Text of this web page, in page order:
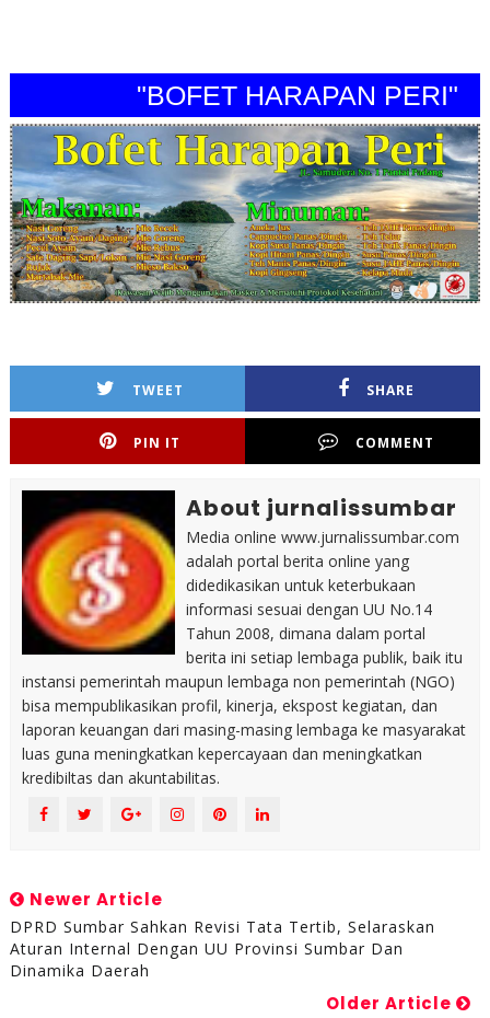
"BOFET HARAPAN PERI"
TWEET SHARE
PIN IT COMMENT
About jurnalissumbar
Media online www.jurnalissumbar.com
adalah portal berita online yang
didedikasikan untuk keterbukaan
informasi sesuai dengan UU No.14
Tahun 2008, dimana dalam portal
berita ini setiap lembaga publik, baik itu
instansi pemerintah maupun lembaga non pemerintah (NGO)
bisa mempublikasikan profil, kinerja, ekspost kegiatan, dan
laporan keuangan dari masing-masing lembaga ke masyarakat
luas guna meningkatkan kepercayaan dan meningkatkan
kredibiltas dan akuntabilitas.
Newer Article
DPRD Sumbar Sahkan Revisi Tata Tertib, Selaraskan
Aturan Internal Dengan UU Provinsi Sumbar Dan
Dinamika Daerah
Older Article